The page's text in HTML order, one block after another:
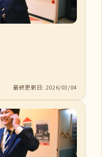
最終更新日: 2026/03/04